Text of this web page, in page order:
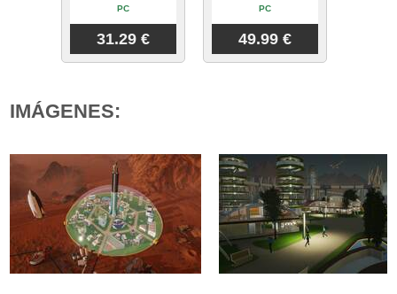
PC
31.29 €
PC
49.99 €
IMÁGENES: